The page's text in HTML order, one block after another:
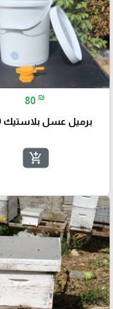
80 ₪
برميل عسل بلاستيك 20 ك
add_shopping_cart